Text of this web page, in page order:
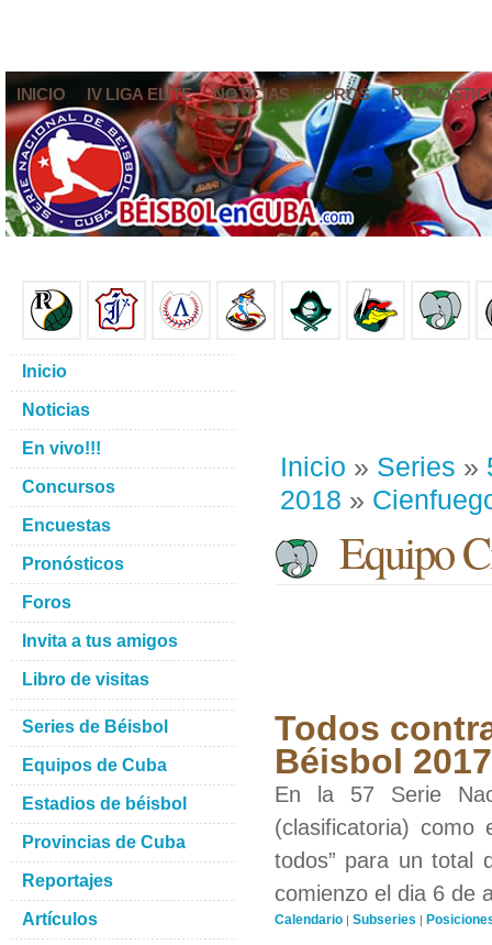
INICIO IV LIGA ELITE NOTICIAS FOROS
Inicio » Series »
2018 »
Equipo
Todos
Béisbol
En la 57 Serie
(clasificatoria) como
todos” para un total
comienzo el dia 6 de
Calendario | Subseries |
Inicio
Noticias
En vivo!!!
Concursos
Encuestas
Pronósticos
Foros
Invita a tus amigos
Libro de visitas
Series de Béisbol
Equipos de Cuba
Estadios de béisbol
Provincias de Cuba
Reportajes
Artículos